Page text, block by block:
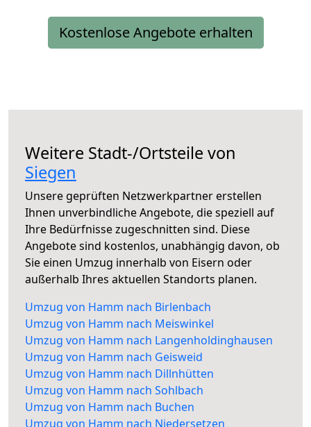
Kostenlose Angebote erhalten
Weitere Stadt-/Ortsteile von
Siegen
Unsere geprüften Netzwerkpartner erstellen
Ihnen unverbindliche Angebote, die speziell auf
Ihre Bedürfnisse zugeschnitten sind. Diese
Angebote sind kostenlos, unabhängig davon, ob
Sie einen Umzug innerhalb von Eisern oder
außerhalb Ihres aktuellen Standorts planen.
Umzug von Hamm nach Birlenbach
Umzug von Hamm nach Meiswinkel
Umzug von Hamm nach Langenholdinghausen
Umzug von Hamm nach Geisweid
Umzug von Hamm nach Dillnhütten
Umzug von Hamm nach Sohlbach
Umzug von Hamm nach Buchen
Umzug von Hamm nach Niedersetzen